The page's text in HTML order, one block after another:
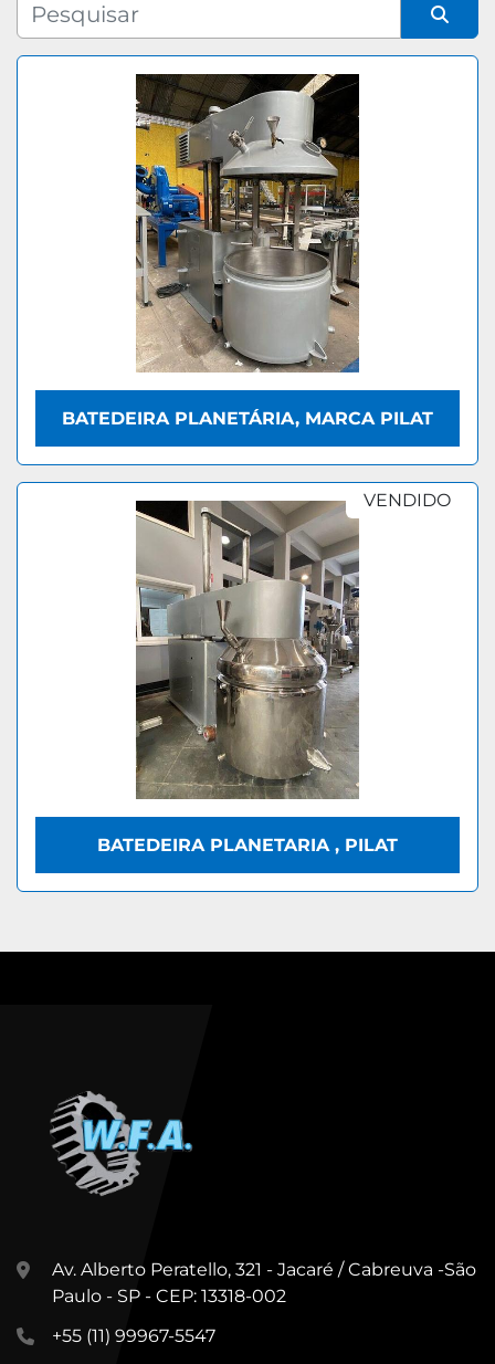
Fabricante
Organizar por
BATEDEIRA PLANETÁRIA, MARCA PILAT
VENDIDO
BATEDEIRA PLANETARIA , PILAT
Av. Alberto Peratello, 321 - Jacaré / Cabreuva -São
Paulo - SP - CEP: 13318-002
+55 (11) 99967-5547